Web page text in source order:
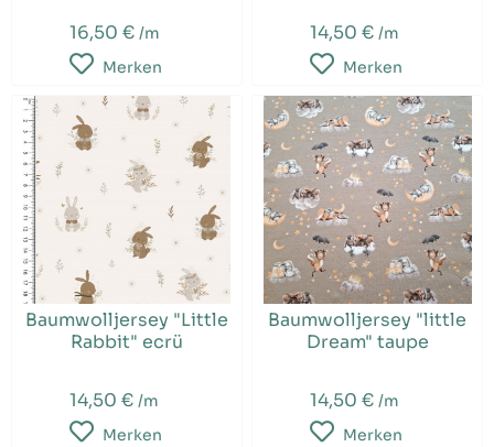
16,50 € /m
Merken
14,50 €/m
Merken
Baumwolljersey "Little
Rabbit" ecrü
14,50 € /m
Merken
Baumwolljersey "little
Dream" taupe
14,50 €/m
Merken